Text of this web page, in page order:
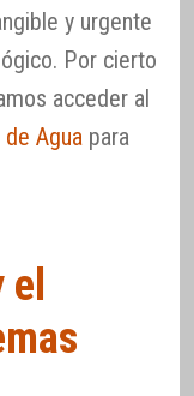
y urgente
Por cierto
acceder al
Agua para